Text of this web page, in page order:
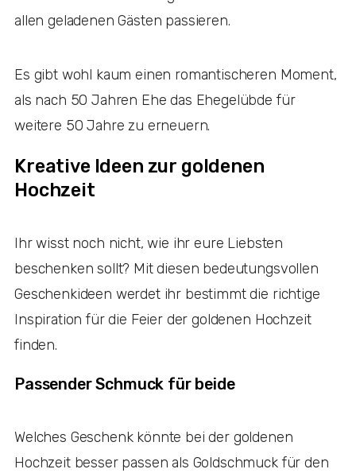
allen geladenen Gästen passieren.
Es gibt wohl kaum einen romantischeren Moment,
als nach 50 Jahren Ehe das Ehegelübde für
weitere 50 Jahre zu erneuern.
Kreative Ideen zur goldenen
Hochzeit
Ihr wisst noch nicht, wie ihr eure Liebsten
beschenken sollt? Mit diesen bedeutungsvollen
Geschenkideen werdet ihr bestimmt die richtige
Inspiration für die Feier der goldenen Hochzeit
finden.
Passender Schmuck für beide
Welches Geschenk könnte bei der goldenen
Hochzeit besser passen als Goldschmuck für den